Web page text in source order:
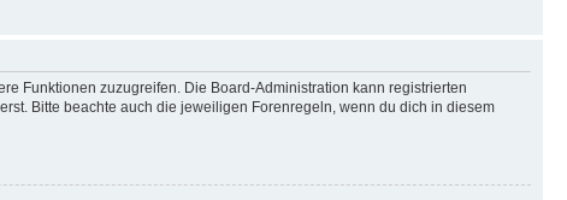
Funktionen zuzugreifen. Die Board-Administration kann registrierten
Bitte beachte auch die jeweiligen Forenregeln, wenn du dich in diesem